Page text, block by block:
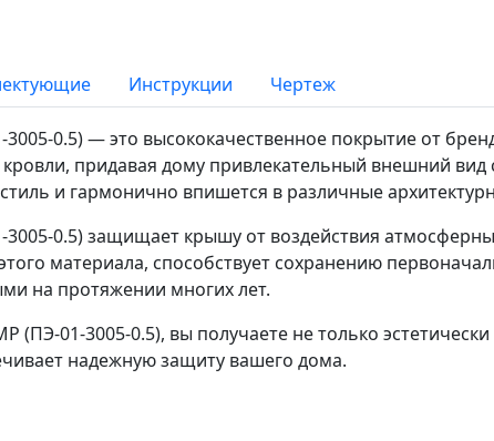
Инструкции Чертеж
0.5) — это высококачественное покрытие от
придавая дому привлекательный внешний
и гармонично впишется в различные
0.5) защищает крышу от воздействия
материала, способствует сохранению
на протяжении многих лет.
01-3005-0.5), вы получаете не только
надежную защиту вашего дома.